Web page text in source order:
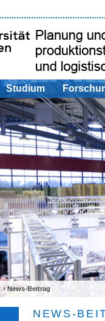
Studium
› News-Beitrag
NEWS-